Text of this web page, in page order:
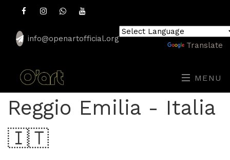
info@openartofficial.org
Translate
MENU
Reggio Emilia - Italia
🇮🇹